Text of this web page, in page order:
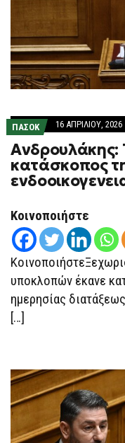
ΠΑΣΟΚ 16 ΑΠΡΙΛΊΟΥ, 2026
Ανδρουλάκης:
κατάσκοπος
Κοινοποιήστε
υποκλοπών έκανε
ημερησίας
[…]